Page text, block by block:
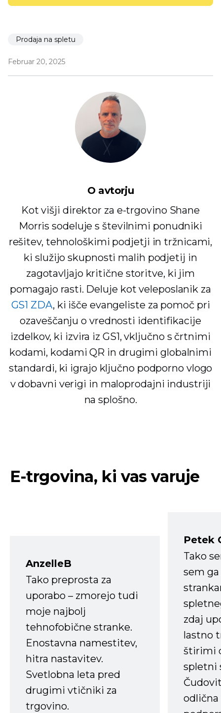
Prodaja na spletu
Februar 20, 2025
O avtorju
Kot višji direktor za e-trgovino Shane
Morris sodeluje s številnimi ponudniki
rešitev, tehnološkimi podjetji in tržnicami,
ki služijo skupnosti malih podjetij in
zagotavljajo kritične storitve, ki jim
pomagajo rasti. Deluje kot veleposlanik za
GS1 ZDA, ki išče evangeliste za pomoč pri
ozaveščanju o vrednosti identifikacije
izdelkov, ki izvira iz GS1, vključno s črtnimi
kodami, kodami QR in drugimi globalnimi
standardi, ki igrajo ključno podporno vlogo
v dobavni verigi in maloprodajni industriji
na splošno.
E-trgovina, ki vas varuje
AnzelleB
Tako preprosta za
uporabo – zmorejo tudi
moje najbolj
tehnofobične stranke.
Enostavna namestitev,
hitra nastavitev.
Svetlobna leta pred
drugimi vtičniki za
trgovino.
Petek
Tako
sem
zdaj
lastno
štirimi
spletni